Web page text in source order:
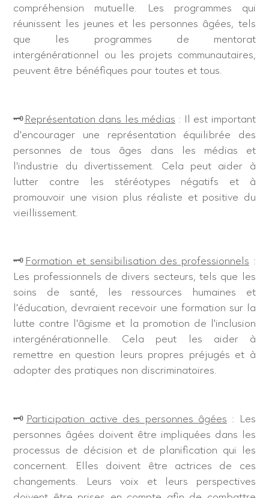
compréhension mutuelle. Les programmes qui
réunissent les jeunes et les personnes âgées, tels
que les programmes de mentorat
intergénérationnel ou les projets communautaires,
peuvent être bénéfiques pour toutes et tous.
🗝Représentation dans les médias : Il est important
d’encourager une représentation équilibrée des
personnes de tous âges dans les médias et
l’industrie du divertissement. Cela peut aider à
lutter contre les stéréotypes négatifs et à
promouvoir une vision plus réaliste et positive du
vieillissement.
🗝 Formation et sensibilisation des professionnels :
Les professionnels de divers secteurs, tels que les
soins de santé, les ressources humaines et
l’éducation, devraient recevoir une formation sur la
lutte contre l’âgisme et la promotion de l’inclusion
intergénérationnelle. Cela peut les aider à
remettre en question leurs propres préjugés et à
adopter des pratiques non discriminatoires.
🗝 Participation active des personnes âgées : Les
personnes âgées doivent être impliquées dans les
processus de décision et de planification qui les
concernent. Elles doivent être actrices de ces
changements. Leurs voix et leurs perspectives